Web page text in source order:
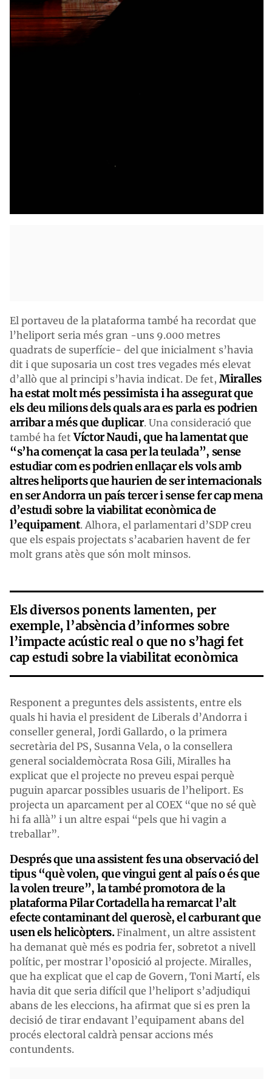
El portaveu de la plataforma també ha recordat que
l’heliport seria més gran -uns 9.000 metres
quadrats de superfície- del que inicialment s’havia
dit i que suposaria un cost tres vegades més elevat
d’allò que al principi s’havia indicat. De fet, Miralles
ha estat molt més pessimista i ha assegurat que
els deu milions dels quals ara es parla es podrien
arribar a més que duplicar. Una consideració que
també ha fetVíctor Naudi, que ha lamentat que
“s’ha començat la casa per la teulada”, sense
estudiar com es podrien enllaçar els vols amb
altres heliports que haurien de ser internacionals
en ser Andorra un país tercer i sense fer cap mena
d’estudi sobre la viabilitat econòmica de
l’equipament. Alhora, el parlamentari d’SDP creu
que els espais projectats s’acabarien havent de fer
molt grans atès que són molt minsos.
Els diversos ponents lamenten, per
exemple, l’absència d’informes sobre
l’impacte acústic real o que no s’hagi fet
cap estudi sobre la viabilitat econòmica
Responent a preguntes dels assistents, entre els
quals hi havia el president de Liberals d’Andorra i
conseller general, Jordi Gallardo, o la primera
secretària del PS, Susanna Vela, o la consellera
general socialdemòcrata Rosa Gili, Miralles ha
explicat que el projecte no preveu espai perquè
puguin aparcar possibles usuaris de l’heliport. Es
projecta un aparcament per al COEX “que no sé què
hi fa allà” i un altre espai “pels que hi vagin a
treballar”.
Després que una assistent fes una observació del
tipus “què volen, que vingui gent al país o és que
la volen treure”, la també promotora de la
plataforma Pilar Cortadella ha remarcat l’alt
efecte contaminant del querosè, el carburant que
usen els helicòpters.Finalment, un altre assistent
ha demanat què més es podria fer, sobretot a nivell
polític, per mostrar l’oposició al projecte. Miralles,
que ha explicat que el cap de Govern, Toni Martí, els
havia dit que seria difícil que l’heliport s’adjudiqui
abans de les eleccions, ha afirmat que si es pren la
decisió de tirar endavant l’equipament abans del
procés electoral caldrà pensar accions més
contundents.